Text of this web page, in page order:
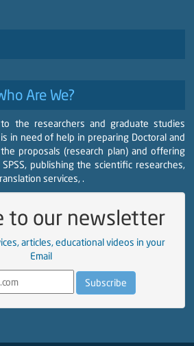
Are We?
the researchers and graduate studies
in need of help in preparing Doctoral and
proposals (research plan) and offering
publishing the scientific researches,
services, .
to our newsletter
articles, educational videos in your
Email